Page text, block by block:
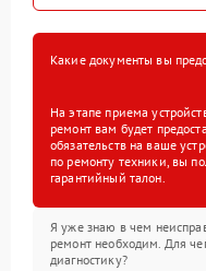
Какие документы вы
На этапе приема
ремонт вам будет
обязательств на ваше
по ремонту техники, вы
гарантийный талон.
Я уже знаю в чем
ремонт необходим. Для
диагностику?